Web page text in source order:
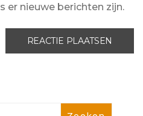
er nieuwe berichten zijn.